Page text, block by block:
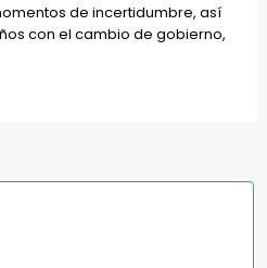
de incertidumbre, así
con el cambio de gobierno,